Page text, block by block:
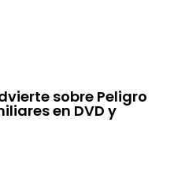
sobre Peligro
en DVD y